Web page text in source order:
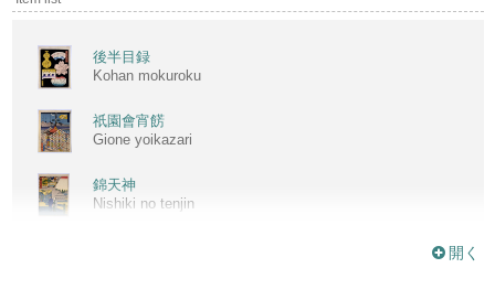
後半目録
Kohan mokuroku
祇園會宵餝
Gione yoikazari
錦天神
Nishiki no tenjin
開く